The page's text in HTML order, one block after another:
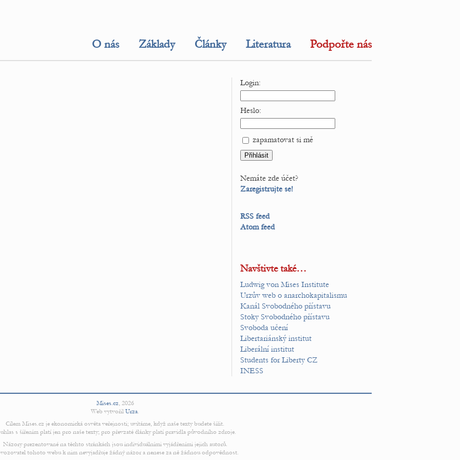
O nás Základy Články Literatura Podpořte nás
Login:
Heslo:
zapamatovat si mě
Nemáte zde účet?
Zaregistrujte se!
RSS feed
Atom feed
Navštivte také…
Ludwig von Mises Institute
Urzův web o anarchokapitalismu
Kanál Svobodného přístavu
Stoky Svobodného přístavu
Svoboda učení
Libertariánský institut
Liberální institut
Students for Liberty CZ
INESS
Mises.cz, 2026
Web vytvořil Urza.
Cílem Mises.cz je ekonomická osvěta veřejnosti; uvítáme, když naše texty budete šířit.
s šířením platí jen pro naše texty; pro převzaté články platí pravidla původního zdroje.
Názory prezentované na těchto stránkách jsou individuálními vyjádřeními jejich autorů.
tohoto webu k nim nevyjadřuje žádný názor a nenese za ně žádnou odpovědnost.